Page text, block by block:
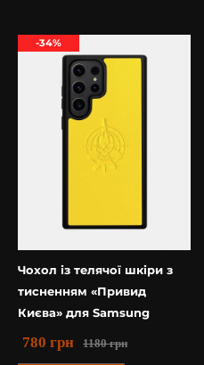
-34%
Чохол із телячої шкіри з
тисненням «Привид
Києва» для Samsung
1180грн
780 грн